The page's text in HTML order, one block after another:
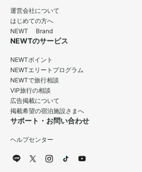
運営会社について
はじめての方へ
NEWT Brand
NEWTのサービス
NEWTポイント
NEWTエリートプログラム
NEWTで旅行相談
VIP旅行の相談
広告掲載について
掲載希望の宿泊施設さまへ
サポート・お問い合わせ
ヘルプセンター